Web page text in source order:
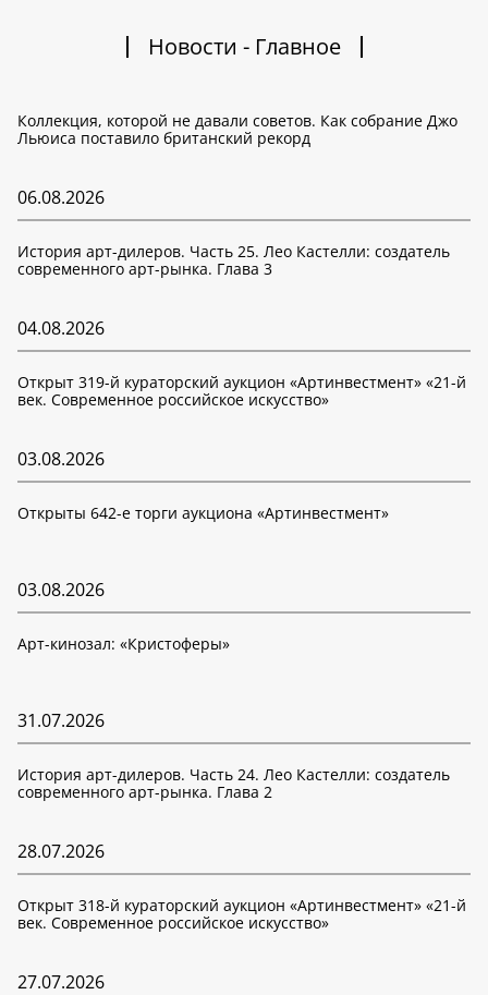
Новости - Главное
Коллекция, которой не давали советов. Как собрание Джо
Льюиса поставило британский рекорд
06.08.2026
История арт-дилеров. Часть 25. Лео Кастелли: создатель
современного арт-рынка. Глава 3
04.08.2026
Открыт 319-й кураторский аукцион «Артинвестмент» «21-й
век. Современное российское искусство»
03.08.2026
Открыты 642-е торги аукциона «Артинвестмент»
03.08.2026
Арт-кинозал: «Кристоферы»
31.07.2026
История арт-дилеров. Часть 24. Лео Кастелли: создатель
современного арт-рынка. Глава 2
28.07.2026
Открыт 318-й кураторский аукцион «Артинвестмент» «21-й
век. Современное российское искусство»
27.07.2026